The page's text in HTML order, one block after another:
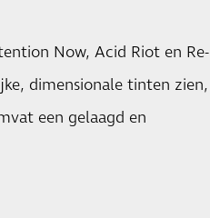
Now, Acid Riot en Re-
dimensionale tinten zien,
een gelaagd en